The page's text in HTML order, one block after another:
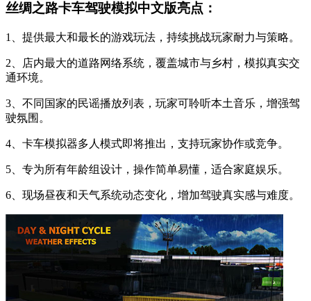
丝绸之路卡车驾驶模拟中文版亮点：
1、提供最大和最长的游戏玩法，持续挑战玩家耐力与策略。
2、店内最大的道路网络系统，覆盖城市与乡村，模拟真实交
通环境。
3、不同国家的民谣播放列表，玩家可聆听本土音乐，增强驾
驶氛围。
4、卡车模拟器多人模式即将推出，支持玩家协作或竞争。
5、专为所有年龄组设计，操作简单易懂，适合家庭娱乐。
6、现场昼夜和天气系统动态变化，增加驾驶真实感与难度。